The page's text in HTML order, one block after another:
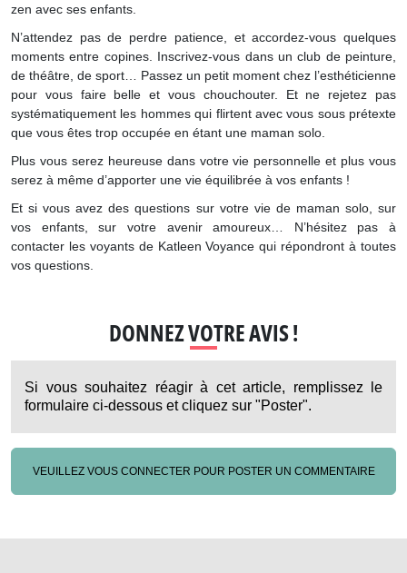
zen avec ses enfants.
N’attendez pas de perdre patience, et accordez-vous quelques
moments entre copines. Inscrivez-vous dans un club de peinture,
de théâtre, de sport… Passez un petit moment chez l’esthéticienne
pour vous faire belle et vous chouchouter. Et ne rejetez pas
systématiquement les hommes qui flirtent avec vous sous prétexte
que vous êtes trop occupée en étant une maman solo.
Plus vous serez heureuse dans votre vie personnelle et plus vous
serez à même d’apporter une vie équilibrée à vos enfants !
Et si vous avez des questions sur votre vie de maman solo, sur
vos enfants, sur votre avenir amoureux… N’hésitez pas à
contacter les voyants de Katleen Voyance qui répondront à toutes
vos questions.
DONNEZ VOTRE AVIS !
Si vous souhaitez réagir à cet article, remplissez le
formulaire ci-dessous et cliquez sur "Poster".
VEUILLEZ VOUS CONNECTER POUR POSTER UN COMMENTAIRE